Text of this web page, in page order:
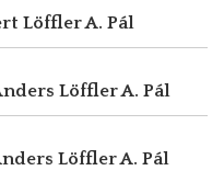
Löffler A. Pál
Löffler A. Pál
Löffler A. Pál